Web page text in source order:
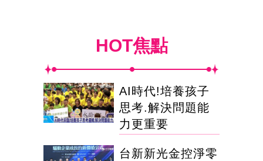
HOT焦點
AI時代!培養孩子
思考.解決問題能
力更重要
台新新光金控淨零